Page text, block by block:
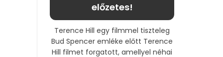
előzetes!
Terence Hill egy filmmel tiszteleg
Bud Spencer emléke előtt Terence
Hill filmet forgatott, amellyel néhai